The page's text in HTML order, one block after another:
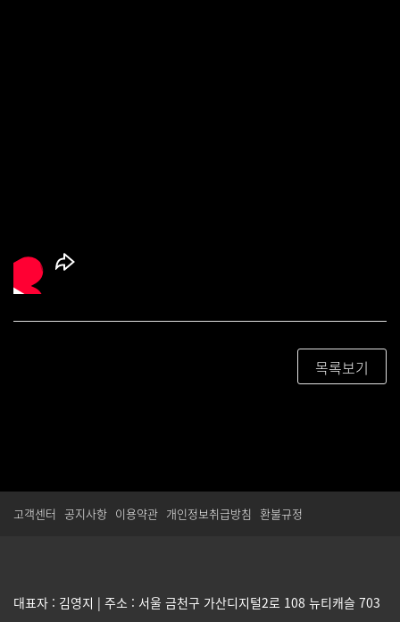
목록보기
고객센터 공지사항 이용약관 개인정보취급방침 환불규정
대표자 : 김영지 | 주소 : 서울 금천구 가산디지털2로 108 뉴티캐슬 703